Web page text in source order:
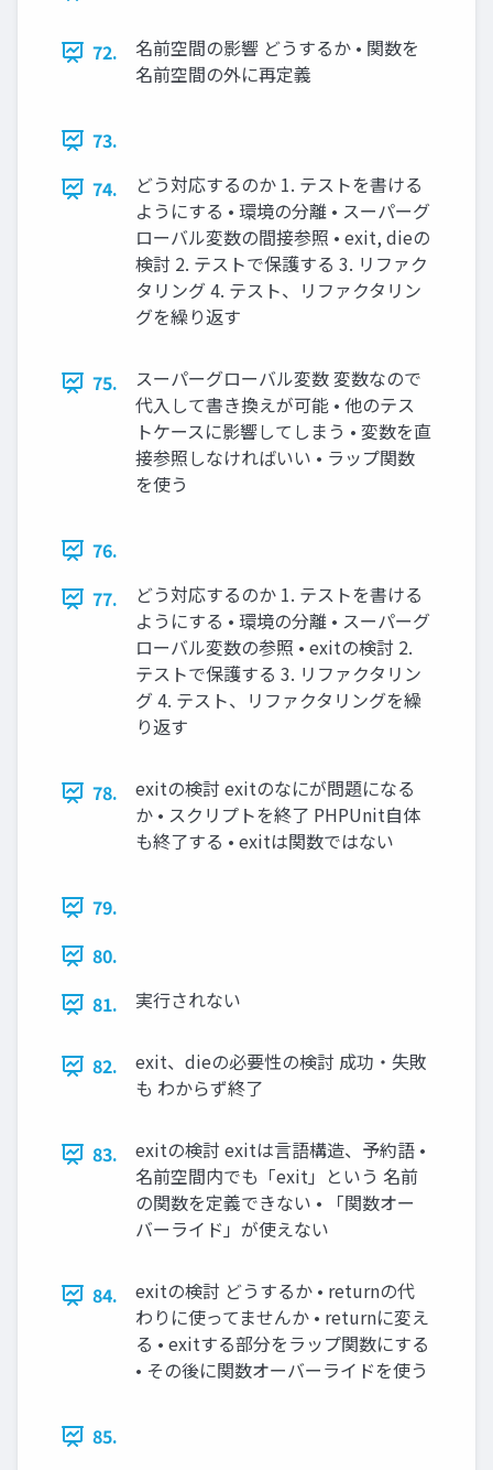
72.
名前空間の影響 どうするか • 関数を
名前空間の外に再定義
73.
74.
どう対応するのか 1. テストを書ける
ようにする • 環境の分離 • スーパーグ
ローバル変数の間接参照 • exit, dieの
検討 2. テストで保護する 3. リファク
タリング 4. テスト、リファクタリン
グを繰り返す
75.
スーパーグローバル変数 変数なので
代入して書き換えが可能 • 他のテス
トケースに影響してしまう • 変数を直
接参照しなければいい • ラップ関数
を使う
76.
77.
どう対応するのか 1. テストを書ける
ようにする • 環境の分離 • スーパーグ
ローバル変数の参照 • exitの検討 2.
テストで保護する 3. リファクタリン
グ 4. テスト、リファクタリングを繰
り返す
78.
exitの検討 exitのなにが問題になる
か • スクリプトを終了 PHPUnit自体
も終了する • exitは関数ではない
79.
80.
81.
実行されない
82.
exit、dieの必要性の検討 成功・失敗
も わからず終了
83.
exitの検討 exitは言語構造、予約語 •
名前空間内でも「exit」という 名前
の関数を定義できない • 「関数オー
バーライド」が使えない
84.
exitの検討 どうするか • returnの代
わりに使ってませんか • returnに変え
る • exitする部分をラップ関数にする
• その後に関数オーバーライドを使う
85.